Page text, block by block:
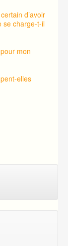
d’avoir
se charge-t-il
mon
elles